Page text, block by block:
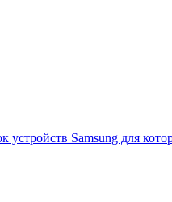
устройств Samsung для